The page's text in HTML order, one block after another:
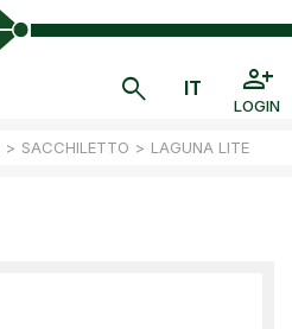
LOGIN
> SACCHILETTO > LAGUNA LITE